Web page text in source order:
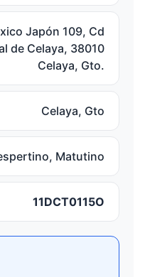
Japón 109, Cd
de Celaya, 38010
Celaya, Gto.
Celaya, Gto
Matutino
11DCT0115O